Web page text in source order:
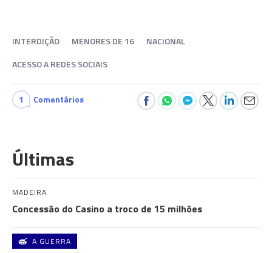
INTERDIÇÃO MENORES DE 16
NACIONAL
ACESSO A REDES SOCIAIS
1 Comentários
Últimas
MADEIRA
Concessão do Casino a troco de 15 milhões
A GUERRA